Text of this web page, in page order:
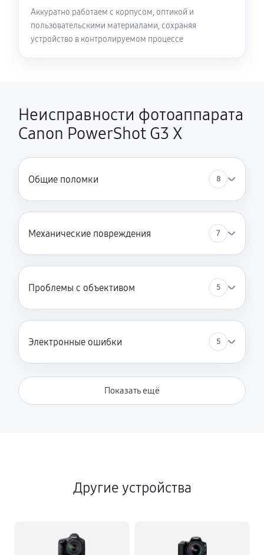
Аккуратно работаем с корпусом, оптикой и
пользовательскими материалами, сохраняя
устройство в контролируемом процессе
Неисправности фотоаппарата
Canon PowerShot G3 X
Общие поломки 8
Механические повреждения 7
Проблемы с объективом 5
Электронные ошибки 5
Показать ещё
Другие устройства